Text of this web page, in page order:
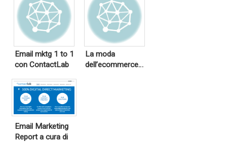
Email mktg 1 to 1
con ContactLab
La moda
dell’ecommerce…
Email Marketing
Report a cura di